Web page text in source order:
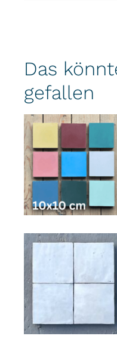
Das
gefallen